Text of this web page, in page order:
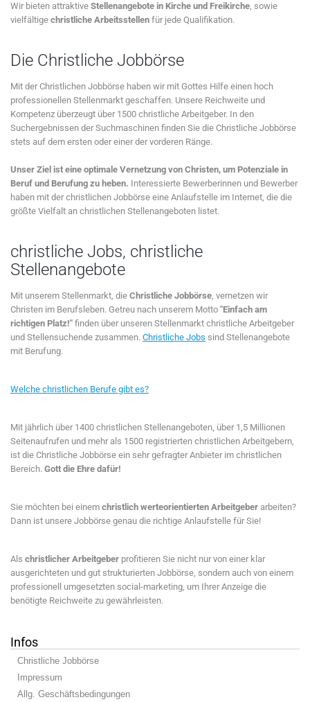
Wir bieten attraktive Stellenangebote in Kirche und Freikirche, sowie
vielfältige christliche Arbeitsstellen für jede Qualifikation.
Die Christliche Jobbörse
Mit der Christlichen Jobbörse haben wir mit Gottes Hilfe einen hoch
professionellen Stellenmarkt geschaffen. Unsere Reichweite und
Kompetenz überzeugt über 1500 christliche Arbeitgeber. In den
Suchergebnissen der Suchmaschinen finden Sie die Christliche Jobbörse
stets auf dem ersten oder einer der vorderen Ränge.
Unser Ziel ist eine optimale Vernetzung von Christen, um Potenziale in
Beruf und Berufung zu heben. Interessierte Bewerberinnen und Bewerber
haben mit der christlichen Jobbörse eine Anlaufstelle im Internet, die die
größte Vielfalt an christlichen Stellenangeboten listet.
christliche Jobs, christliche
Stellenangebote
Mit unserem Stellenmarkt, die Christliche Jobbörse, vernetzen wir
Christen im Berufsleben. Getreu nach unserem Motto "Einfach am
richtigen Platz!" finden über unseren Stellenmarkt christliche Arbeitgeber
und Stellensuchende zusammen. Christliche Jobs sind Stellenangebote
mit Berufung.
Welche christlichen Berufe gibt es?
Mit jährlich über 1400 christlichen Stellenangeboten, über 1,5 Millionen
Seitenaufrufen und mehr als 1500 registrierten christlichen Arbeitgebern,
ist die Christliche Jobbörse ein sehr gefragter Anbieter im christlichen
Bereich. Gott die Ehre dafür!
Sie möchten bei einem christlich werteorientierten Arbeitgeber arbeiten?
Dann ist unsere Jobbörse genau die richtige Anlaufstelle für Sie!
Als christlicher Arbeitgeber profitieren Sie nicht nur von einer klar
ausgerichteten und gut strukturierten Jobbörse, sondern auch von einem
professionell umgesetzten social-marketing, um Ihrer Anzeige die
benötigte Reichweite zu gewährleisten.
Infos
Christliche Jobbörse
Impressum
Allg. Geschäftsbedingungen